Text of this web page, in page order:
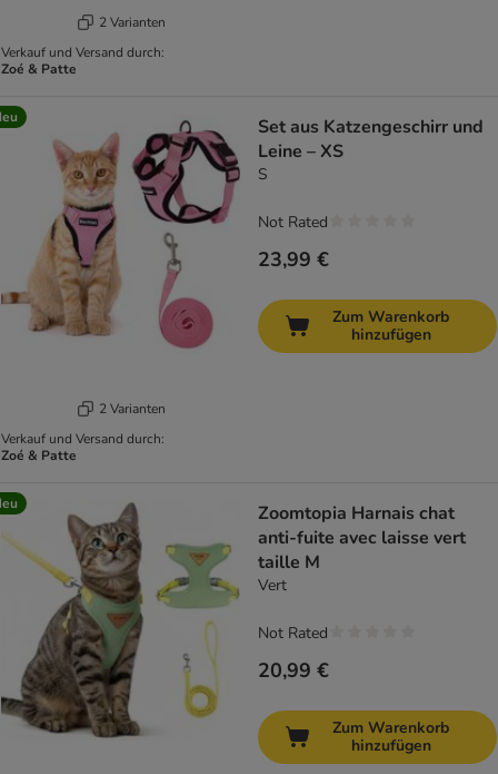
2 Varianten
Verkauf und Versand durch:
Zoé & Patte
2 Varianten
Verkauf und Versand durch:
Zoé & Patte
Set aus Katzengeschirr und
Leine – XS
S
23,99 €
Not Rated
Zum Warenkorb
hinzufügen
Zoomtopia Harnais chat
anti-fuite avec laisse vert
taille M
Vert
20,99 €
Not Rated
Zum Warenkorb
hinzufügen